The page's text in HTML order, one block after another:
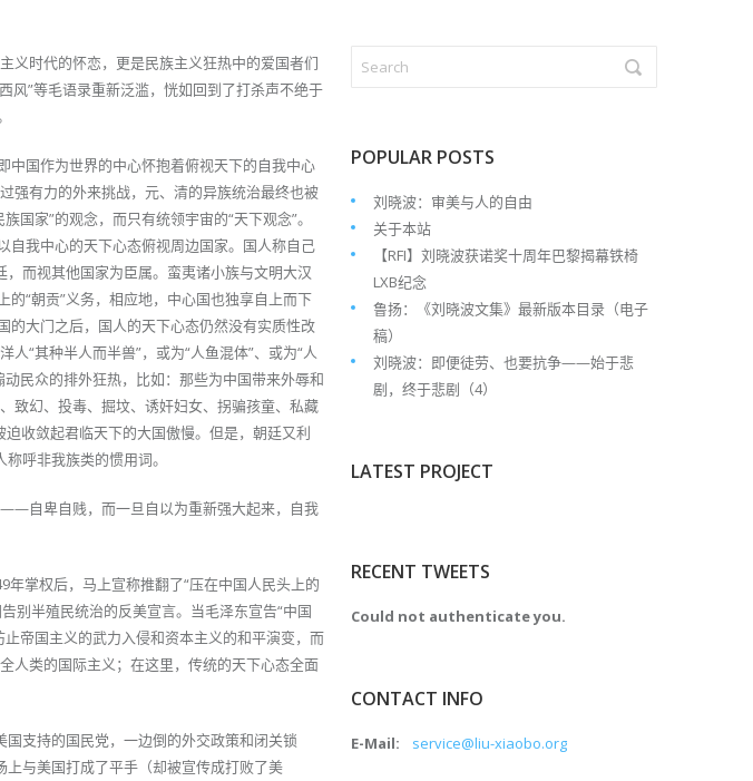
义时代的怀恋，更是民族主义狂热中的爱国者们
风”等毛语录重新泛滥，恍如回到了打杀声不绝于
中国作为世界的中心怀抱着俯视天下的自我中心
强有力的外来挑战，元、清的异族统治最终也被
家”的观念，而只有统领宇宙的“天下观念”。
自我中心的天下心态俯视周边国家。国人称自己
，而视其他国家为臣属。蛮夷诸小族与文明大汉
“朝贡”义务，相应地，中心国也独享自上而下
的大门之后，国人的天下心态仍然没有实质性改
“其种半人而半兽”，或为“人鱼混体”、或为“人
民众的排外狂热，比如：那些为中国带来外辱和
致幻、投毒、掘坟、诱奸妇女、拐骗孩童、私藏
收敛起君临天下的大国傲慢。但是，朝廷又利
呼非我族类的惯用词。
自卑自贱，而一旦自以为重新强大起来，自我
年掌权后，马上宣称推翻了“压在中国人民头上的
别半殖民统治的反美宣言。当毛泽东宣告“中国
帝国主义的武力入侵和资本主义的和平演变，而
人类的国际主义；在这里，传统的天下心态全面
支持的国民党，一边倒的外交政策和闭关锁
与美国打成了平手（却被宣传成打败了美
POPULAR POSTS
刘晓波：审美与人的自由
关于本站
【RFI】刘晓波获诺奖十周年巴黎揭幕铁椅
LXB纪念
鲁扬：《刘晓波文集》最新版本目录（电子
稿）
刘晓波：即便徒劳、也要抗争——始于悲
剧，终于悲剧（4）
LATEST PROJECT
RECENT TWEETS
Could not authenticate you.
CONTACT INFO
E-Mail: service@liu-xiaobo.org